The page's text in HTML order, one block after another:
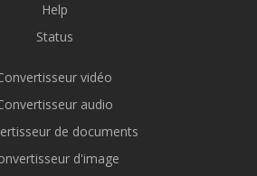
Help
Status
vidéo
audio
de documents
d'image